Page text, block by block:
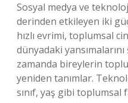
Sosyal medya ve
derinden etkileyen iki
hızlı evrimi, toplumsal
dünyadaki
zamanda bireylerin
yeniden tanımlar.
sınıf, yaş gibi